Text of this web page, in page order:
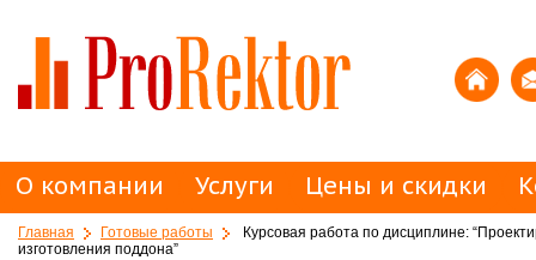
О компании Услуги Цены и скидки
Главная Готовые работы
Курсовая работа по дисциплине:
изготовления поддона”